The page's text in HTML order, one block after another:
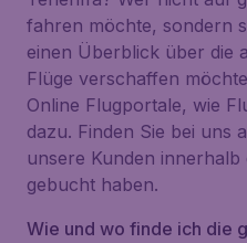
fahren möchte, sondern
einen Überblick über die
Flüge verschaffen
Online Flugportale, wie
dazu. Finden Sie bei uns
unsere Kunden innerhalb
gebucht haben.
Wie und wo finde ich die